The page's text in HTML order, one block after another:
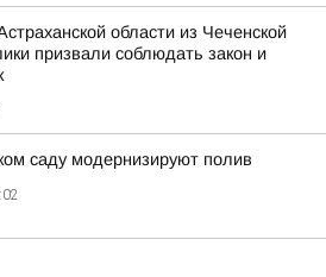
области из Чеченской
призвали соблюдать закон и
саду модернизируют полив